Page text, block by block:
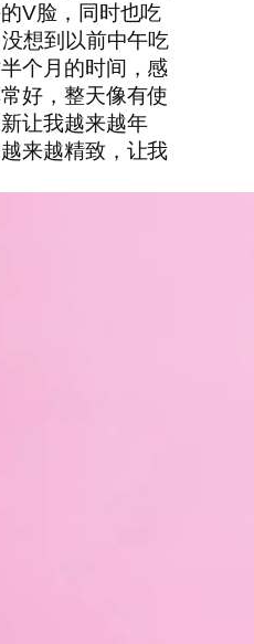
V脸，同时也吃
想到以前中午吃
个月的时间，感
好，整天像有使
让我越来越年
来越精致，让我